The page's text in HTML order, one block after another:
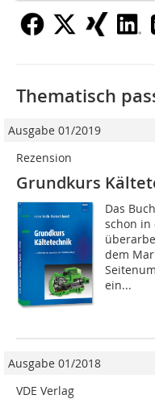
Thematisch
Ausgabe 01/2019
Rezension
Grundkurs
Das
schon in
dem
ein...
Ausgabe 01/2018
VDE Verlag